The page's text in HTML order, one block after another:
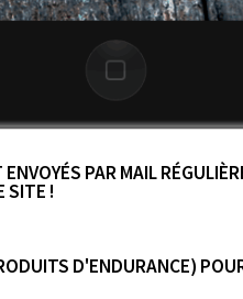
PAR MAIL
SITE !
D'ENDURANCE)